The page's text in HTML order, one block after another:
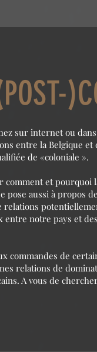
sur internet ou
entre la Belgique et
de «coloniale ».
comment et pourquoi
pose aussi à propos
relations
entre notre pays et
commandes de
relations de
A vous de